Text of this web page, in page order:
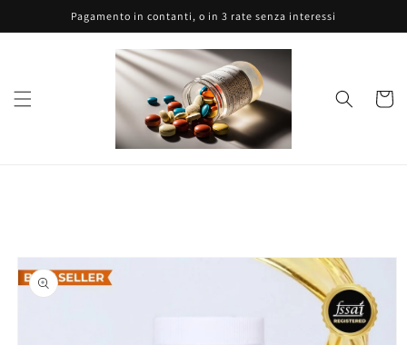
direttamente
ai contenuti
Pagamento in contanti, o in 3 rate senza interessi
Carrello
Passa alle
informazioni
sul prodotto